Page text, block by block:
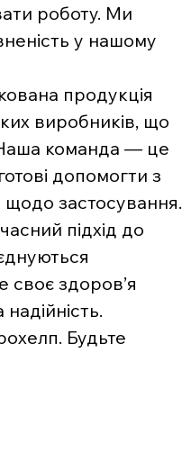
роботу. Ми
у нашому
продукція
виробників, що
Наша команда — це
допомогти з
щодо застосування.
підхід до
своє здоров’я
Будьте